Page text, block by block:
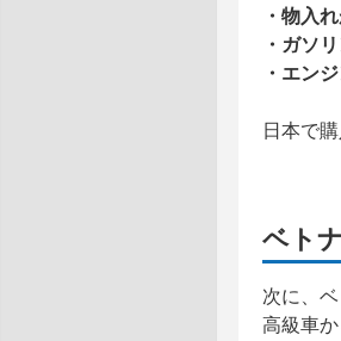
・物入
・ガソ
・エン
日本で
ベト
次に、
高級車